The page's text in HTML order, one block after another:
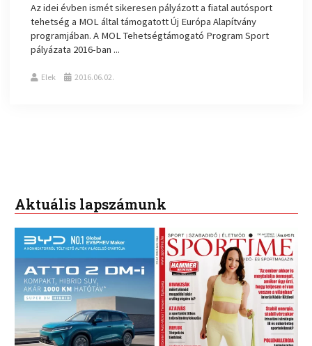
Az idei évben ismét sikeresen pályázott a fiatal autósport
tehetség a MOL által támogatott Új Európa Alapítvány
programjában. A MOL Tehetségtámogató Program Sport
pályázata 2016-ban ...
Elek 2016.06.02.
Aktuális lapszámunk